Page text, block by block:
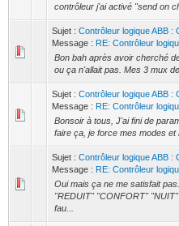
contrôleur j'ai activé "send on
Sujet : Contrôleur logique ABB :
Message : RE: Contrôleur
Bon bah après avoir cherché
ou ça n'allait pas. Mes 3 mux
Sujet : Contrôleur logique ABB :
Message : RE: Contrôleur
Bonsoir à tous, J'ai fini de
faire ça, je force mes modes
Sujet : Contrôleur logique ABB :
Message : RE: Contrôleur
Oui mais ça ne me satisfait
"REDUIT" "CONFORT"
fau...